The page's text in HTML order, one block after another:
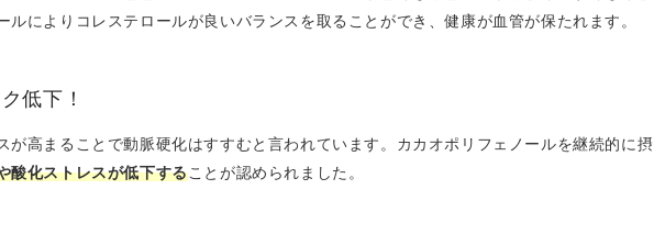
ルによりコレステロールが良いバランスを取ることができ、健康が血管が保たれます。
低下！
が高まることで動脈硬化はすすむと言われています。カカオポリフェノールを継続的に摂
酸化ストレスが低下することが認められました。